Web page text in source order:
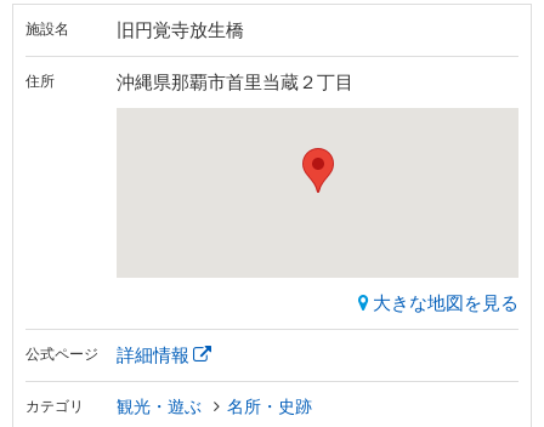
施設名 旧円覚寺放生橋
住所 沖縄県那覇市首里当蔵２丁目
大きな地図を見る
公式ページ 詳細情報
カテゴリ 観光・遊ぶ 名所・史跡